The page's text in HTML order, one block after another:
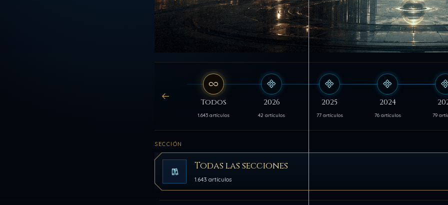
Todos
1.643 artículos
2026
42 artículos
2025
77 artículos
2024
76 artículos 79
SECCIÓN
Todas las secciones
1.643 artículos